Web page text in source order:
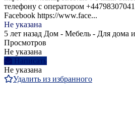
телефону с оператором
Facebook https://www.face...
Не указана
5 лет назад Дом - Мебель - Для дома и
Просмотров
Не указана
Написать
Не указана
Удалить из избранного